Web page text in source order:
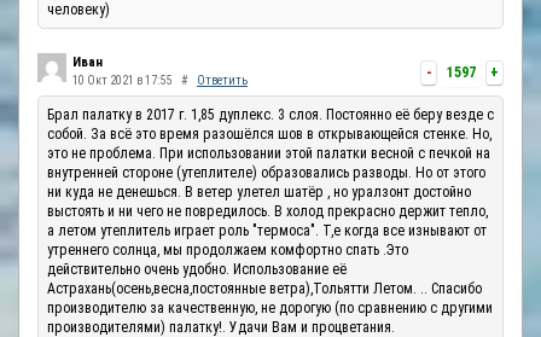
человеку)
- 1597 +
Иван
10 Окт 2021 в 17:55 # Ответить
Брал палатку в 2017 г. 1,85 дуплекс. 3 слоя. Постоянно её беру везде с
собой. За всё это время разошёлся шов в открывающейся стенке. Но,
это не проблема. При использовании этой палатки весной с печкой на
внутренней стороне (утеплителе) образовались разводы. Но от этого
ни куда не денешься. В ветер улетел шатёр , но уралзонт достойно
выстоять и ни чего не повредилось. В холод прекрасно держит тепло,
а летом утеплитель играет роль "термоса". Т,е когда все изнывают от
утреннего солнца, мы продолжаем комфортно спать .Это
действительно очень удобно. Использование её
Астрахань(осень,весна,постоянные ветра),Тольятти Летом. .. Спасибо
производителю за качественную, не дорогую (по сравнению с другими
производителями) палатку!. Удачи Вам и процветания.